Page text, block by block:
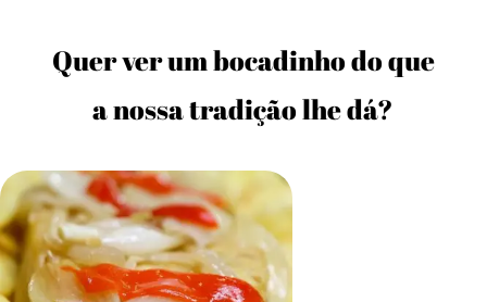
Quer ver um bocadinho do que
a nossa tradição lhe dá?